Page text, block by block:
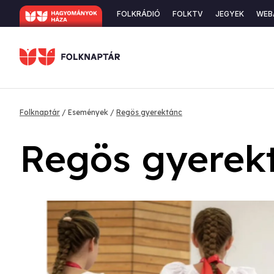
Ugrás
a
Secondary
FOLKRÁDIÓ FOLKTV JEGYEK
Morzsa
Folknaptár Események Regös gyerektánc
Regös